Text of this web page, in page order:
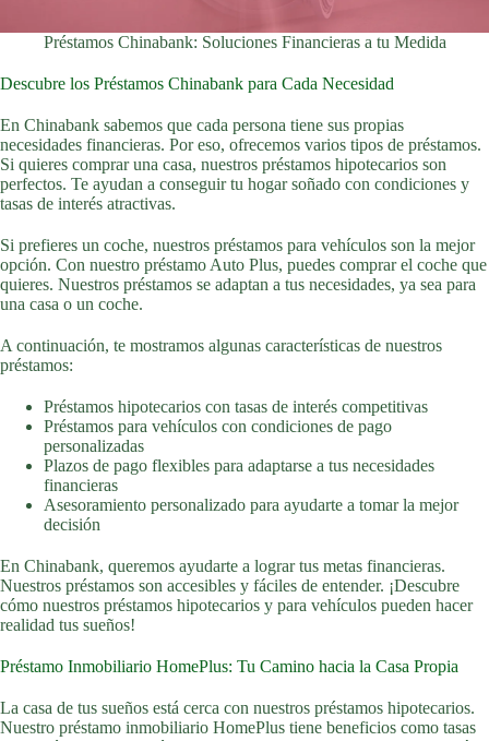
Préstamos Chinabank: Soluciones Financieras a tu Medida
Descubre los Préstamos Chinabank para Cada Necesidad
En Chinabank sabemos que cada persona tiene sus propias
necesidades financieras. Por eso, ofrecemos varios tipos de préstamos.
Si quieres comprar una casa, nuestros préstamos hipotecarios son
perfectos. Te ayudan a conseguir tu hogar soñado con condiciones y
tasas de interés atractivas.
Si prefieres un coche, nuestros préstamos para vehículos son la mejor
opción. Con nuestro préstamo Auto Plus, puedes comprar el coche que
quieres. Nuestros préstamos se adaptan a tus necesidades, ya sea para
una casa o un coche.
A continuación, te mostramos algunas características de nuestros
préstamos:
Préstamos hipotecarios con tasas de interés competitivas
Préstamos para vehículos con condiciones de pago
personalizadas
Plazos de pago flexibles para adaptarse a tus necesidades
financieras
Asesoramiento personalizado para ayudarte a tomar la mejor
decisión
En Chinabank, queremos ayudarte a lograr tus metas financieras.
Nuestros préstamos son accesibles y fáciles de entender. ¡Descubre
cómo nuestros préstamos hipotecarios y para vehículos pueden hacer
realidad tus sueños!
Préstamo Inmobiliario HomePlus: Tu Camino hacia la Casa Propia
La casa de tus sueños está cerca con nuestros préstamos hipotecarios.
Nuestro préstamo inmobiliario HomePlus tiene beneficios como tasas